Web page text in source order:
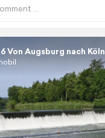
Von Augsburg nach Köln